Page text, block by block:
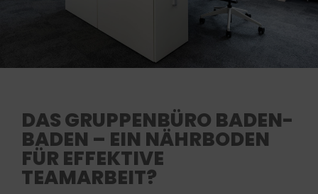
DAS GRUPPENBÜRO BADEN-
BADEN – EIN NÄHRBODEN
FÜR EFFEKTIVE
TEAMARBEIT?